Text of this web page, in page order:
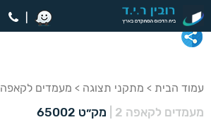
עמוד הבית > מתקני תצוגה > מעמדים לקאפה
מעמדים לקאפה 2 מק״ט 65002